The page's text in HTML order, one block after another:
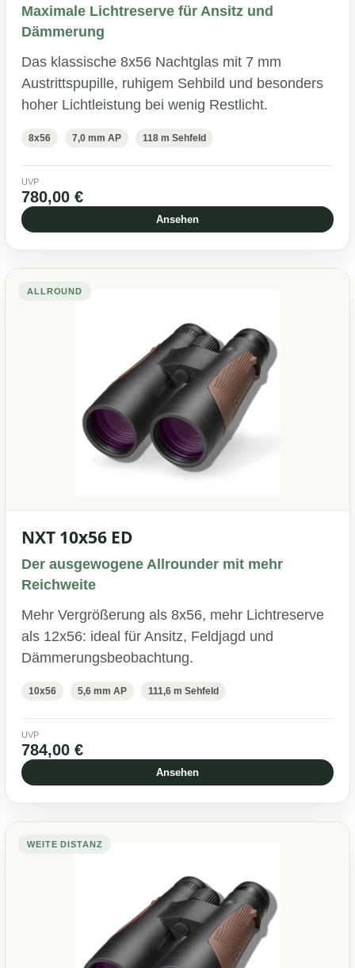
Maximale Lichtreserve für Ansitz und
Dämmerung
Das klassische 8x56 Nachtglas mit 7 mm
Austrittspupille, ruhigem Sehbild und besonders
hoher Lichtleistung bei wenig Restlicht.
8x56 7,0 mm AP 118 m Sehfeld
UVP
780,00 €
Ansehen
ALLROUND
NXT 10x56 ED
Der ausgewogene Allrounder mit mehr
Reichweite
Mehr Vergrößerung als 8x56, mehr Lichtreserve
als 12x56: ideal für Ansitz, Feldjagd und
Dämmerungsbeobachtung.
10x56 5,6 mm AP 111,6 m Sehfeld
UVP
784,00 €
Ansehen
WEITE DISTANZ